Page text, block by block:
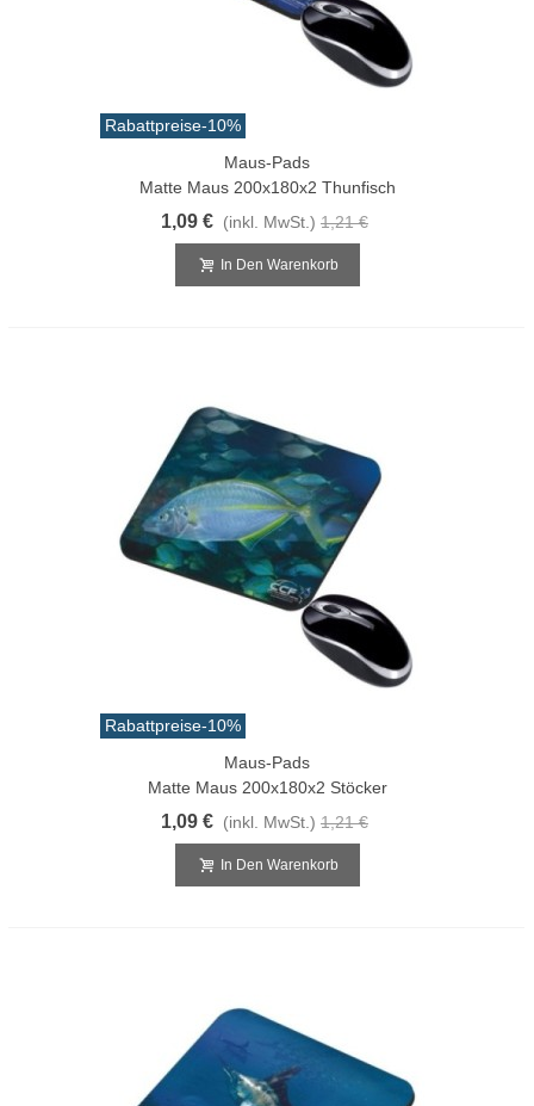
Rabattpreise-10%
Maus-Pads
Matte Maus 200x180x2 Thunfisch
1,09 € (inkl. MwSt.) 1,21 €
In Den Warenkorb
Rabattpreise-10%
Maus-Pads
Matte Maus 200x180x2 Stöcker
1,09 € (inkl. MwSt.) 1,21 €
In Den Warenkorb